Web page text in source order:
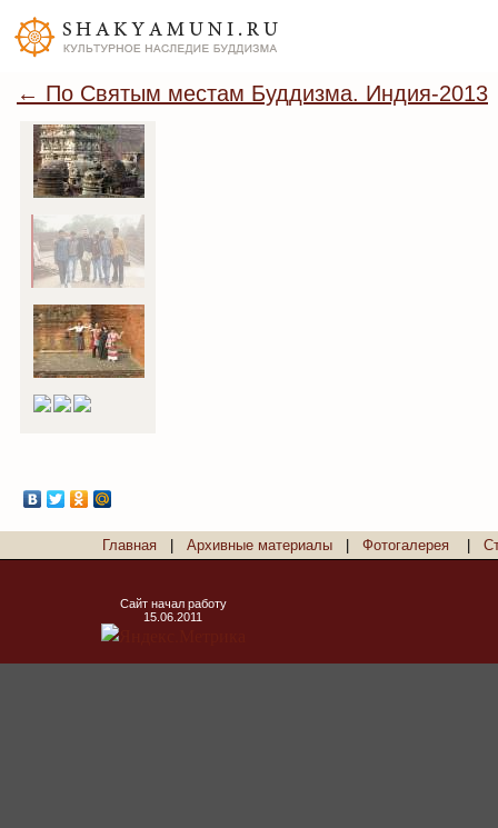
← По Святым местам Буддизма. Индия-2013
Главная Архивные материалы Фотогалерея
Сайт начал работу
15.06.2011